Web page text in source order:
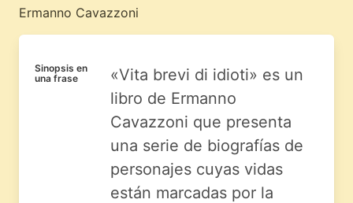
Ermanno Cavazzoni
Sinopsis en
una frase
«Vita brevi di idioti» es un
libro de Ermanno
Cavazzoni que presenta
una serie de biografías de
personajes cuyas vidas
están marcadas por la